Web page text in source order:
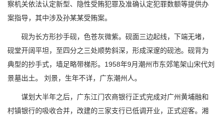
察机关依法认定新型、隐性受贿犯罪及准确认定犯罪数额等提供办
案指导，其中涉及孙某某受贿案。
砚为长方形抄手砚，色苍灰微紫。砚面三边起线，下端无堵，
砚堂开阔平坦，至四分之三处顺势斜深，形成深邃的砚池。砚背为
典型的抄手式，墙足略带梯形。1958年9月潮州市东郊笔架山宋代刘
景墓出土。 刘景，生年不详，广东潮州人。
谋划大半年之后，广东江门农商银行正式完成对广州黄埔融和
村镇银行的吸收合并，改建的三家支行已低调开业，正式迎客。湘